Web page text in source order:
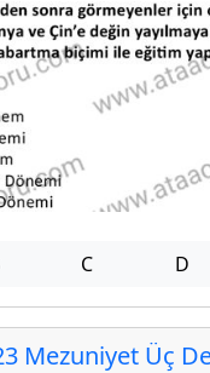
C D
Mezuniyet Üç